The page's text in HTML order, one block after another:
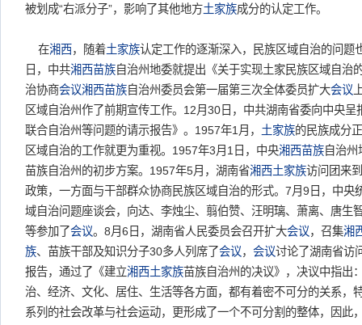
被划成“右派分子”，影响了其他地方土家族成分的认定工作。
在湘西，随着土家族认定工作的逐渐深入，民族区域自治的问题
日，中共湘西苗族自治州地委就提出《关于实现土家民族区域自治
治协商会议湘西苗族自治州委员会第一届第三次全体委员扩大会议
区域自治州作了前期宣传工作。12月30日，中共湖南省委向中央呈
联合自治州等问题的请示报告》。1957年1月， 土家族的民族成分
区域自治的工作就更为重视。1957年3月1日，中央湘西苗族自治
苗族自治州的初步方案。1957年5月，湖南省湘西土家族访问团来到
政策，一方面与干部群众协商民族区域自治的形式。7月9日，中央
域自治问题座谈会，向达、李烛尘、翦伯赞、汪明璃、萧离、唐生
等参加了会议。8月6日，湖南省人民委员会召开扩大会议，召集湘
族、苗族干部及知识分子30多人列席了会议， 会议讨论了湖南省访
报告，通过了《建立湘西土家族苗族自治州的决议》，决议中指出
治、经济、文化、居住、生活等各方面，都有着密不可分的关系，
系列的社会改革与社会运动，更形成了一个不可分割的整体，因此